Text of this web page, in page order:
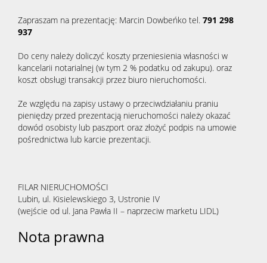
Zapraszam na prezentację: Marcin Dowbeńko tel. 791 298
937
Do ceny należy doliczyć koszty przeniesienia własności w
kancelarii notarialnej (w tym 2 % podatku od zakupu). oraz
koszt obsługi transakcji przez biuro nieruchomości.
Ze względu na zapisy ustawy o przeciwdziałaniu praniu
pieniędzy przed prezentacją nieruchomości należy okazać
dowód osobisty lub paszport oraz złożyć podpis na umowie
pośrednictwa lub karcie prezentacji.
FILAR NIERUCHOMOŚCI
Lubin, ul. Kisielewskiego 3, Ustronie IV
(wejście od ul. Jana Pawła II – naprzeciw marketu LIDL)
Nota prawna